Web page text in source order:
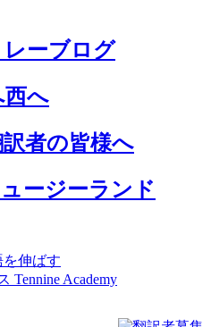
ーブログ
西へ
者の皆様へ
ージーランド